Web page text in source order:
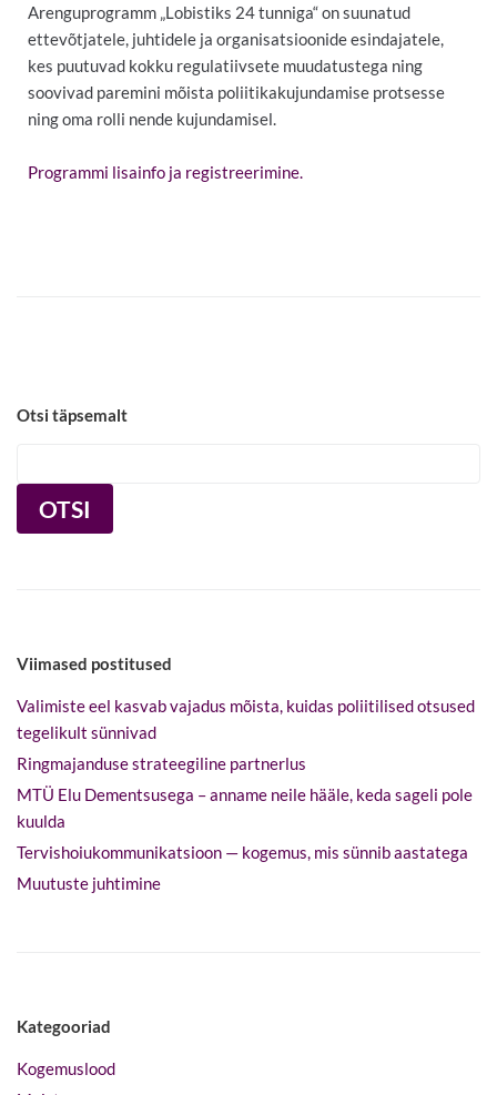
Arenguprogramm „Lobistiks 24 tunniga“ on suunatud
ettevõtjatele, juhtidele ja organisatsioonide esindajatele,
kes puutuvad kokku regulatiivsete muudatustega ning
soovivad paremini mõista poliitikakujundamise protsesse
ning oma rolli nende kujundamisel.
Programmi lisainfo ja registreerimine.
Otsi täpsemalt
OTSI
Viimased postitused
Valimiste eel kasvab vajadus mõista, kuidas poliitilised otsused
tegelikult sünnivad
Ringmajanduse strateegiline partnerlus
MTÜ Elu Dementsusega – anname neile hääle, keda sageli pole
kuulda
Tervishoiukommunikatsioon — kogemus, mis sünnib aastatega
Muutuste juhtimine
Kategooriad
Kogemuslood